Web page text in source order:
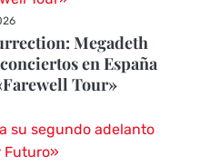
Megadeth
en España
Tour»